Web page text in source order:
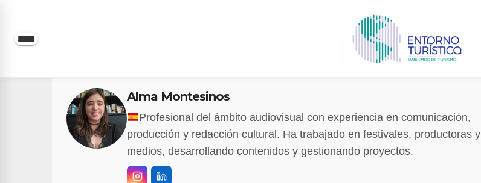
Saltar
Alma Montesinos
Profesional del ámbito audiovisual con experiencia en comunicación,
producción y redacción cultural. Ha trabajado en festivales, productoras y
medios, desarrollando contenidos y gestionando proyectos.